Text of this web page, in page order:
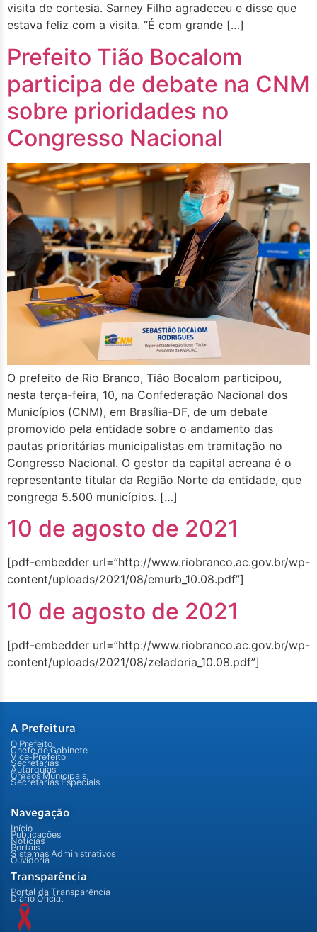
visita de cortesia. Sarney Filho agradeceu e disse que
estava feliz com a visita. “É com grande […]
Prefeito Tião Bocalom
participa de debate na CNM
sobre prioridades no
Congresso Nacional
O prefeito de Rio Branco, Tião Bocalom participou,
nesta terça-feira, 10, na Confederação Nacional dos
Municípios (CNM), em Brasília-DF, de um debate
promovido pela entidade sobre o andamento das
pautas prioritárias municipalistas em tramitação no
Congresso Nacional. O gestor da capital acreana é o
representante titular da Região Norte da entidade, que
congrega 5.500 municípios. […]
10 de agosto de 2021
[pdf-embedder url=”http://www.riobranco.ac.gov.br/wp-
content/uploads/2021/08/emurb_10.08.pdf”]
10 de agosto de 2021
[pdf-embedder url=”http://www.riobranco.ac.gov.br/wp-
content/uploads/2021/08/zeladoria_10.08.pdf”]
A Prefeitura
O Prefeito
Chefe de Gabinete
Vice-Prefeito
Secretarias
Autarquias
Órgãos Municipais
Secretarias Especiais
Navegação
Início
Publicações
Notícias
Portais
Sistemas Administrativos
Ouvidoria
Transparência
Portal da Transparência
Diário Oficial